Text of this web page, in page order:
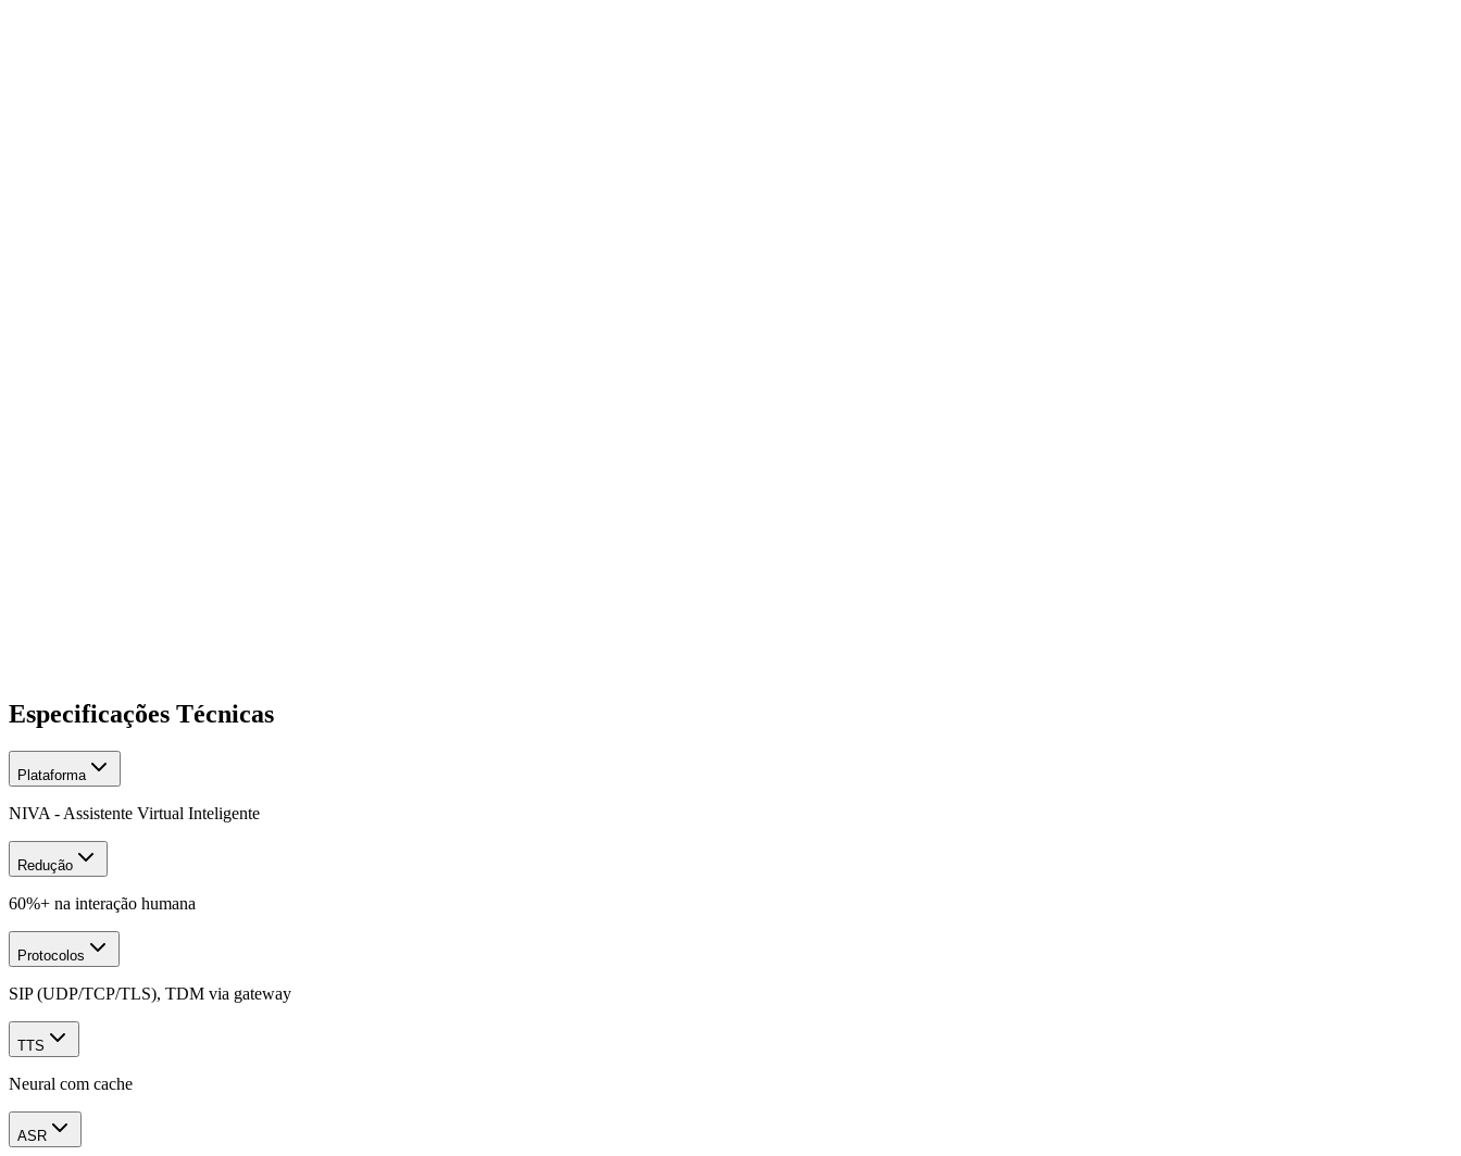
Especificações Técnicas
Plataforma
NIVA - Assistente Virtual Inteligente
Redução
60%+ na interação humana
Protocolos
SIP (UDP/TCP/TLS), TDM via gateway
TTS
Neural com cache
ASR